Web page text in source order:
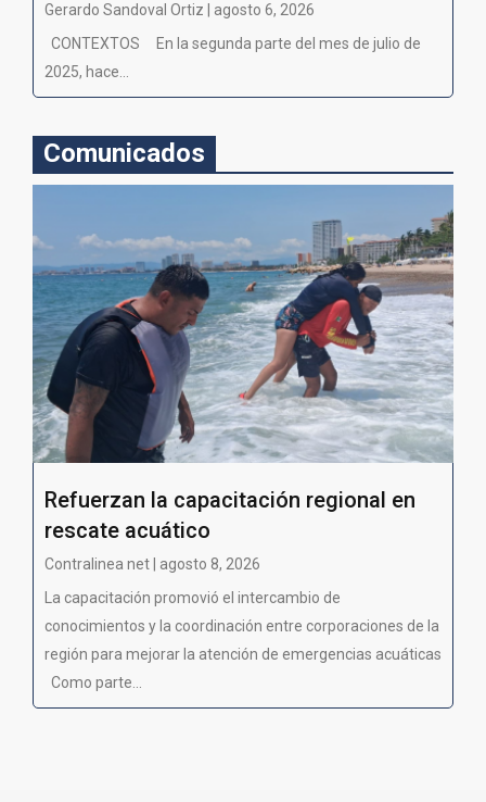
Gerardo Sandoval Ortiz | agosto 6, 2026
CONTEXTOS En la segunda parte del mes de julio de
2025, hace...
Comunicados
Refuerzan la capacitación regional en
rescate acuático
Contralinea net | agosto 8, 2026
La capacitación promovió el intercambio de
conocimientos y la coordinación entre corporaciones de la
región para mejorar la atención de emergencias acuáticas
Como parte...